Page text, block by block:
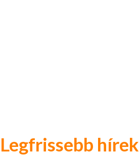
Legfrissebb hírek